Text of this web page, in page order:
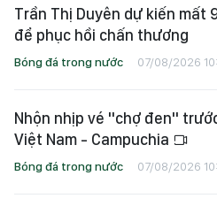
Trần Thị Duyên dự kiến mất
để phục hồi chấn thương
Bóng đá trong nước 07/08/2026
Nhộn nhịp vé "chợ đen"
Việt Nam - Campuchia
Bóng đá trong nước 07/08/2026